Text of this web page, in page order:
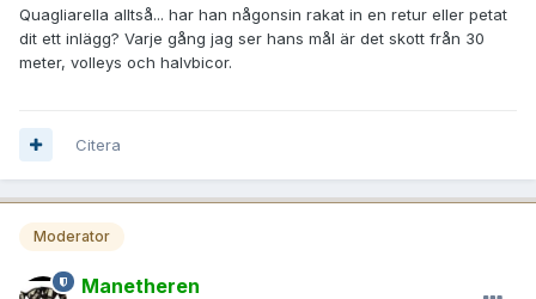
Quagliarella alltså... har han någonsin rakat in en retur eller petat
dit ett inlägg? Varje gång jag ser hans mål är det skott från 30
meter, volleys och halvbicor.
Citera
Moderator
Manetheren